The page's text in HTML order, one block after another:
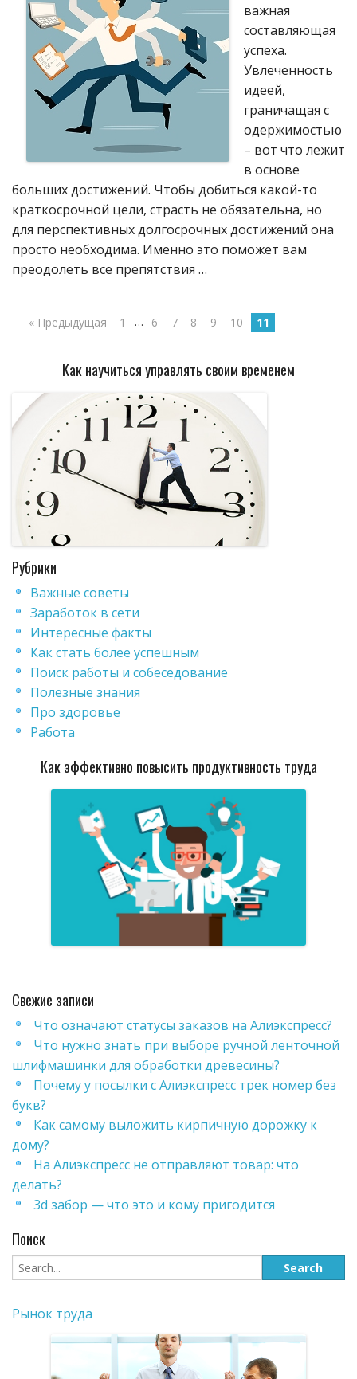
важная
составляющая
успеха.
Увлеченность
идеей,
граничащая с
одержимостью
– вот что лежит
в основе
больших достижений. Чтобы добиться какой-то
краткосрочной цели, страсть не обязательна, но
для перспективных долгосрочных достижений она
просто необходима. Именно это поможет вам
преодолеть все препятствия …
« Предыдущая 1 … 6 7 8 9 10 11
Как научиться управлять своим временем
Рубрики
Важные советы
Заработок в сети
Интересные факты
Как стать более успешным
Поиск работы и собеседование
Полезные знания
Про здоровье
Работа
Как эффективно повысить продуктивность труда
Свежие записи
Что означают статусы заказов на Алиэкспресс?
Что нужно знать при выборе ручной ленточной
шлифмашинки для обработки древесины?
Почему у посылки с Алиэкспресс трек номер без
букв?
Как самому выложить кирпичную дорожку к
дому?
На Алиэкспресс не отправляют товар: что
делать?
3d забор — что это и кому пригодится
Поиск
Рынок труда